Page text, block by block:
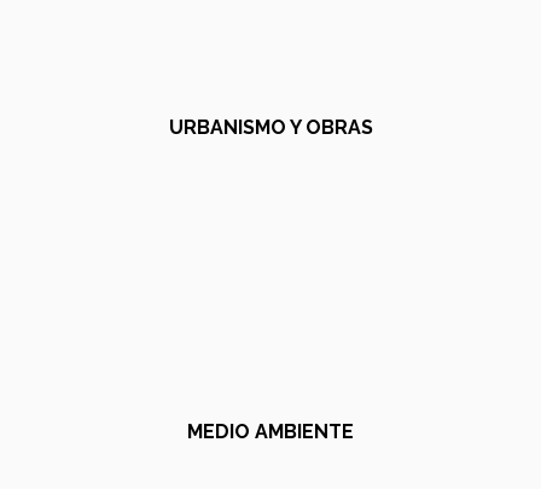
URBANISMO Y OBRAS
MEDIO AMBIENTE